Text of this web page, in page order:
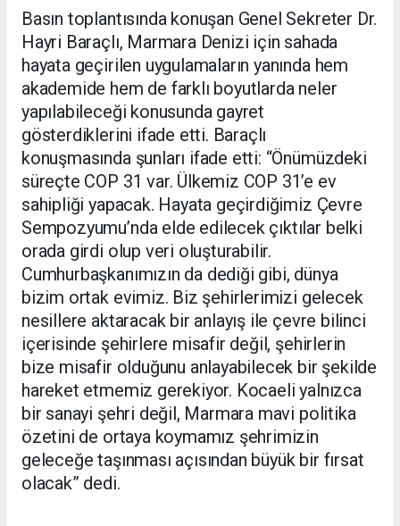
Basın toplantısında konuşan Genel Sekreter Dr.
Hayri Baraçlı, Marmara Denizi için sahada
hayata geçirilen uygulamaların yanında hem
akademide hem de farklı boyutlarda neler
yapılabileceği konusunda gayret
gösterdiklerini ifade etti. Baraçlı
konuşmasında şunları ifade etti: “Önümüzdeki
süreçte COP 31 var. Ülkemiz COP 31’e ev
sahipliği yapacak. Hayata geçirdiğimiz Çevre
Sempozyumu’nda elde edilecek çıktılar belki
orada girdi olup veri oluşturabilir.
Cumhurbaşkanımızın da dediği gibi, dünya
bizim ortak evimiz. Biz şehirlerimizi gelecek
nesillere aktaracak bir anlayış ile çevre bilinci
içerisinde şehirlere misafir değil, şehirlerin
bize misafir olduğunu anlayabilecek bir şekilde
hareket etmemiz gerekiyor. Kocaeli yalnızca
bir sanayi şehri değil, Marmara mavi politika
özetini de ortaya koymamız şehrimizin
geleceğe taşınması açısından büyük bir fırsat
olacak” dedi.